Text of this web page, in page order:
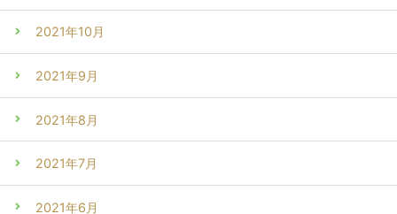
2021年10月
2021年9月
2021年8月
2021年7月
2021年6月